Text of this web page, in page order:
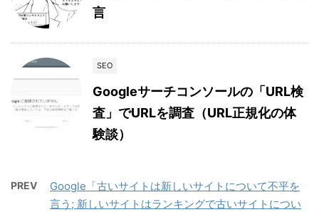
言
SEO
Googleサーチコンソールの「URL検
査」でURLを調査（URL正規化の体
験談）
PREV
Google「古いサイトは新しいサイトについて不平を
言う; 新しいサイトはランキングで古いサイトについ